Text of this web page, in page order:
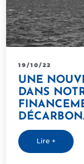
19/10/22
UNE
DANS
Lire +